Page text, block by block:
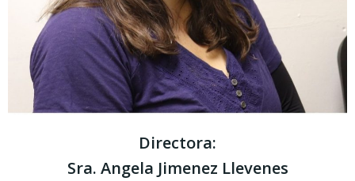
Directora:
Sra. Angela Jimenez Llevenes